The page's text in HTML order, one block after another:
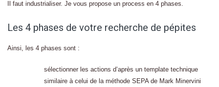
Il faut industrialiser. Je vous propose un process en 4 phases.
Les 4 phases de votre recherche de pépites
Ainsi, les 4 phases sont :
sélectionner les actions d’après un template technique
similaire à celui de la méthode SEPA de Mark Minervini